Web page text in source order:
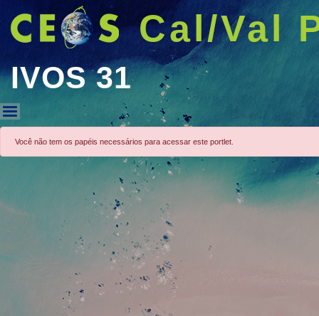
Cal/Val
IVOS 31
IVOS 31
Você não tem os papéis necessários para acessar este portlet.